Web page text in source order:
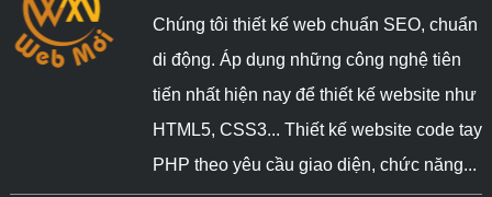
Chúng tôi thiết kế web chuẩn SEO, chuẩn
di động. Áp dụng những công nghệ tiên
tiến nhất hiện nay để thiết kế website như
HTML5, CSS3... Thiết kế website code tay
PHP theo yêu cầu giao diện, chức năng...